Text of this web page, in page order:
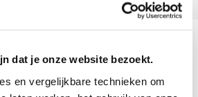
dat je onze website bezoekt.
en vergelijkbare technieken om